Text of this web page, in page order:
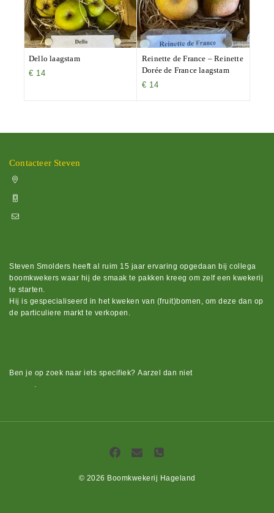
Dello laagstam
€ 14
Reinette de France – Reinette
Dorée de France laagstam
€ 14
Contacteer Steven
Steven Smolders heeft al ruim 15 jaar ervaring opgedaan bij collega
boomkwekers waar hij de smaak te pakken kreeg om zelf een kwekerij
te starten.
Hij is gespecialiseerd in het kweken van (fruit)bomen, om deze dan op
de particuliere markt te verkopen.
Ben je op zoek naar iets specifiek? Aarzel dan niet
.
© 2026 Boomkwekerij Hageland